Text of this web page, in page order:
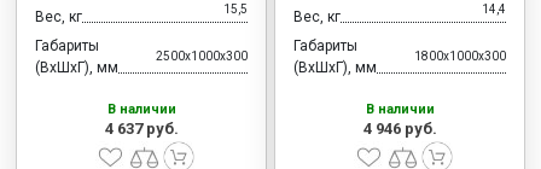
Вес, кг 15,5
Габариты
(ВхШхГ), мм
2500x1000x300
В наличии
4 637 руб.
Вес, кг 14,4
Габариты
(ВхШхГ), мм
1800x1000x300
В наличии
4 946 руб.